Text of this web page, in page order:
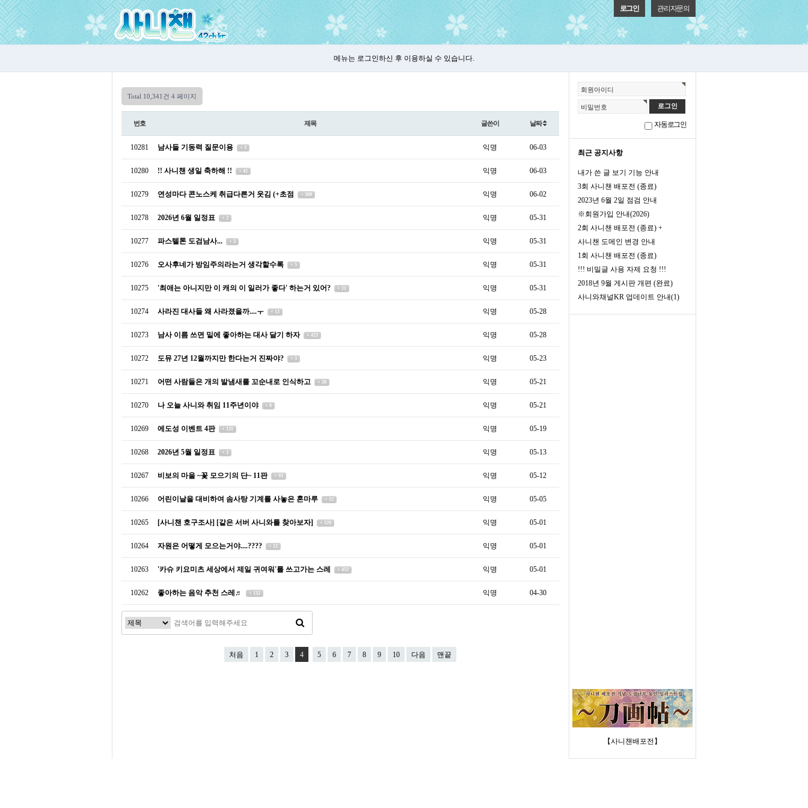
로그인 관리자문의
메뉴는 로그인하신 후 이용하실 수 있습니다.
회원아이디
비밀번호
자동로그인
최근 공지사항
내가 쓴 글 보기 기능 안내
3회 사니챈 배포전 (종료)
2023년 6월 2일 점검 안내
※회원가입 안내(2026)
2회 사니챈 배포전 (종료) +
사니챈 도메인 변경 안내
1회 사니챈 배포전 (종료)
!!! 비밀글 사용 자제 요청 !!!
2018년 9월 게시판 개편 (완료)
사니와채널KR 업데이트 안내(1)
【사니챈배포전】
Total 10,341건 4 페이지
번호 제목 글쓴이 날짜
10281 남사들 기동력 질문이용 + 3 익명 06-03
10280 !! 사니챈 생일 축하해 !! + 42 익명 06-03
10279 연성마다 콘노스케 취급다른거 웃김 (+초점 + 369 익명 06-02
10278 2026년 6월 일정표 + 2 익명 05-31
10277 파스텔톤 도검남사... + 3 익명 05-31
10276 오사후네가 방임주의라는거 생각할수록 + 5 익명 05-31
10275 '최애는 아니지만 이 캐의 이 일러가 좋다' 하는거 있어? + 11 익명 05-31
10274 사라진 대사들 왜 사라졌을까....ㅜ + 13 익명 05-28
10273 남사 이름 쓰면 밑에 좋아하는 대사 달기 하자 + 423 익명 05-28
10272 도뮤 27년 12월까지만 한다는거 진짜야? + 3 익명 05-23
10271 어떤 사람들은 개의 발냄새를 꼬순내로 인식하고 + 26 익명 05-21
10270 나 오늘 사니와 취임 11주년이야 + 8 익명 05-21
10269 에도성 이벤트 4판 + 131 익명 05-19
10268 2026년 5월 일정표 + 3 익명 05-13
10267 비보의 마을 ~꽃 모으기의 단~ 11판 + 93 익명 05-12
10266 어린이날을 대비하여 솜사탕 기계를 사놓은 혼마루 + 12 익명 05-05
10265 [사니챈 호구조사] [같은 서버 사니와를 찾아보자] + 120 익명 05-01
10264 자원은 어떻게 모으는거야....???? + 12 익명 05-01
10263 '카슈 키요미츠 세상에서 제일 귀여워'를 쓰고가는 스레 + 452 익명 05-01
10262 좋아하는 음악 추천 스레♬ + 132 익명 04-30
처음 1 2 3 4 5 6 7 8 9 10 다음 맨끝